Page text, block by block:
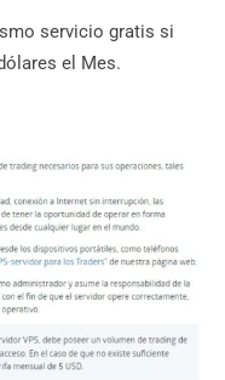
servicio gratis si
el Mes.